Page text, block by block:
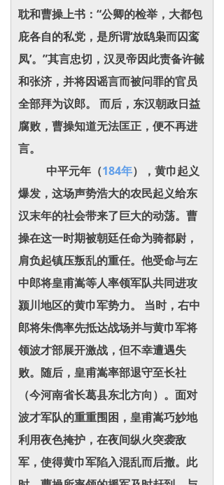
耽和曹操上书：“公卿的检举，大都包
庇各自的私党，是所谓‘放鸱枭而囚鸾
凤’。”其言忠切，汉灵帝因此责备许戫
和张济，并将因谣言而被问罪的官员
全部拜为议郎。 而后，东汉朝政日益
腐败，曹操知道无法匡正，便不再进
言。
中平元年（184年），黄巾起义
爆发，这场声势浩大的农民起义给东
汉末年的社会带来了巨大的动荡。曹
操在这一时期被朝廷任命为骑都尉，
肩负起镇压叛乱的重任。他受命与左
中郎将皇甫嵩等人率领军队共同进攻
颍川地区的黄巾军势力。 当时，右中
郎将朱儁率先抵达战场并与黄巾军将
领波才部展开激战，但不幸遭遇失
败。随后，皇甫嵩率部退守至长社
（今河南省长葛县东北方向）。面对
波才军队的重重围困，皇甫嵩巧妙地
利用夜色掩护，在夜间纵火突袭敌
军，使得黄巾军陷入混乱而后撤。此